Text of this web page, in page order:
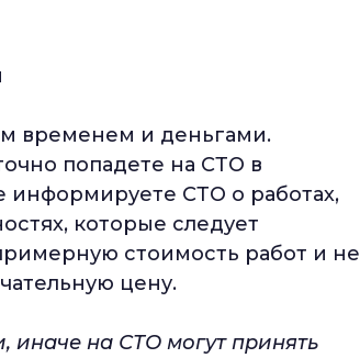
временем и деньгами.
попадете на СТО в
информируете СТО о работах,
которые следует
стоимость работ и не
цену.
иначе на СТО могут принять